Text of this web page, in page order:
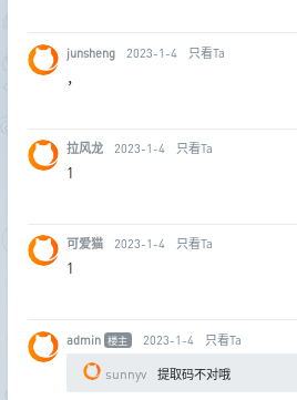
junsheng 2023-1-4 只看Ta
，
拉风龙 2023-1-4 只看Ta
1
可爱猫 2023-1-4 只看Ta
1
admin 楼主 2023-1-4 只看Ta
sunnyv 提取码不对哦